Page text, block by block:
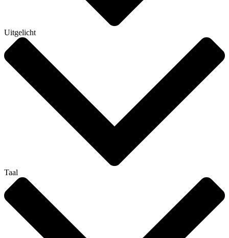
Uitgelicht
Taal